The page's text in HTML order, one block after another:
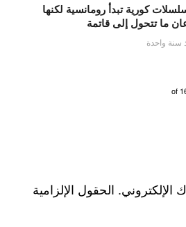
كورية تبدأ رومانسية لكنها
ما تتحول إلى قاتمة
سنة واحدة
الإلكتروني. الحقول الإلزامية